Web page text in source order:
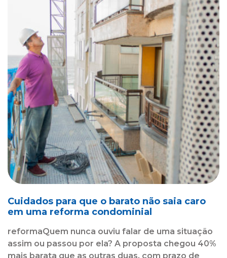
Cuidados para que o barato não saia caro
em uma reforma condominial
reformaQuem nunca ouviu falar de uma situação
assim ou passou por ela? A proposta chegou 40%
mais barata que as outras duas, com prazo de